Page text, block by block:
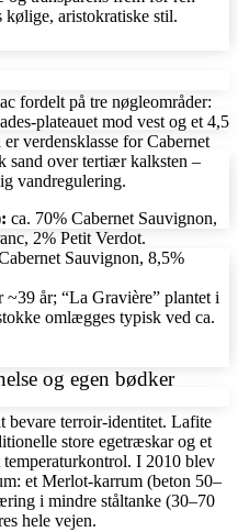
kølige, aristokratiske stil.
fordelt på tre nøgleområder:
plateauet mod vest og et 4,5
verdensklasse for Cabernet
sand over tertiær kalksten –
vandregulering.
ca. 70% Cabernet Sauvignon,
2% Petit Verdot.
Sauvignon, 8,5%
~39 år; “La Gravière” plantet i
omlægges typisk ved ca.
og egen bødker
bevare terroir-identitet. Lafite
store egetræskar og et
I 2010 blev
et Merlot-karrum (beton 50–
i mindre ståltanke (30–70
hele vejen.